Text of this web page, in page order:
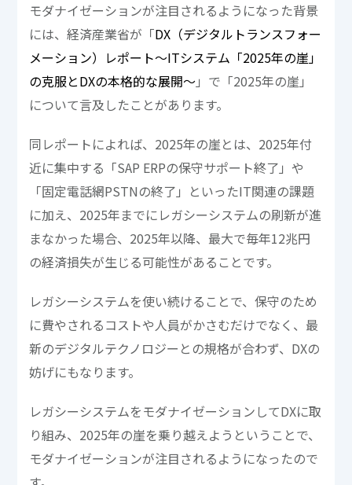
モダナイゼーションが注目されるようになった背景
には、経済産業省が「DX（デジタルトランスフォー
メーション）レポート～ITシステム「2025年の崖」
の克服とDXの本格的な展開～」で「2025年の崖」
について言及したことがあります。
同レポートによれば、2025年の崖とは、2025年付
近に集中する「SAP ERPの保守サポート終了」や
「固定電話網PSTNの終了」といったIT関連の課題
に加え、2025年までにレガシーシステムの刷新が進
まなかった場合、2025年以降、最大で毎年12兆円
の経済損失が生じる可能性があることです。
レガシーシステムを使い続けることで、保守のため
に費やされるコストや人員がかさむだけでなく、最
新のデジタルテクノロジーとの規格が合わず、DXの
妨げにもなります。
レガシーシステムをモダナイゼーションしてDXに取
り組み、2025年の崖を乗り越えようということで、
モダナイゼーションが注目されるようになったので